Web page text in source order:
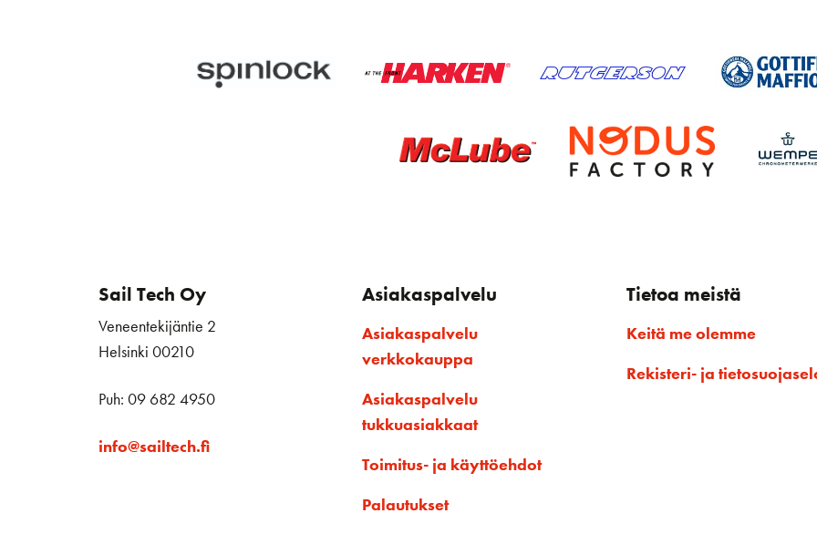
Sail Tech Oy
Veneentekijäntie 2
Helsinki 00210
Puh: 09 682 4950
info@sailtech.fi
Asiakaspalvelu
Asiakaspalvelu
verkkokauppa
Asiakaspalvelu
tukkuasiakkaat
Toimitus- ja käyttöehdot
Palautukset
Tietoa meistä
Keitä me olemme
Rekisteri- ja